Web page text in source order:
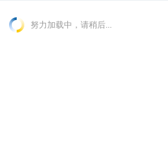
努力加载中，请稍后...